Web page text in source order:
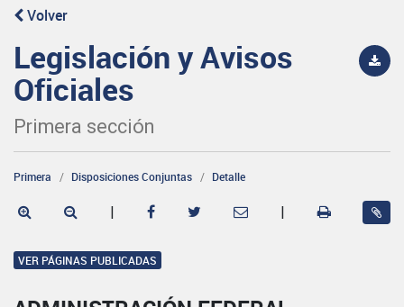
Volver
Legislación y Avisos
Oficiales
Primera sección
Primera Disposiciones Conjuntas Detalle
| |
VER PÁGINAS PUBLICADAS